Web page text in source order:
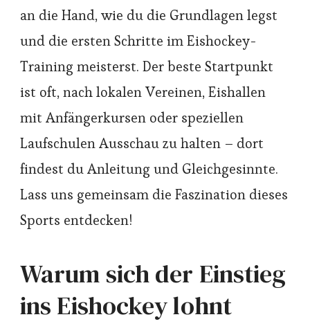
an die Hand, wie du die Grundlagen legst
und die ersten Schritte im Eishockey-
Training meisterst. Der beste Startpunkt
ist oft, nach lokalen Vereinen, Eishallen
mit Anfängerkursen oder speziellen
Laufschulen Ausschau zu halten – dort
findest du Anleitung und Gleichgesinnte.
Lass uns gemeinsam die Faszination dieses
Sports entdecken!
Warum sich der Einstieg
ins Eishockey lohnt